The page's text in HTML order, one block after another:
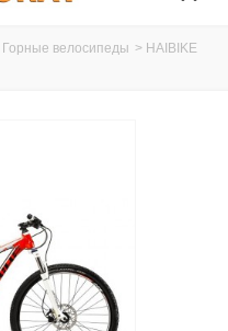
Горные велосипеды > HAIBIKE